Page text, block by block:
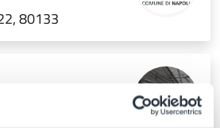
80133
80135